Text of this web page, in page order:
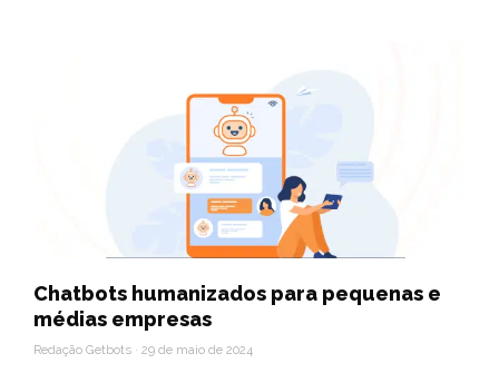
Chatbots humanizados para pequenas e
médias empresas
Redação Getbots 29 de maio de 2024